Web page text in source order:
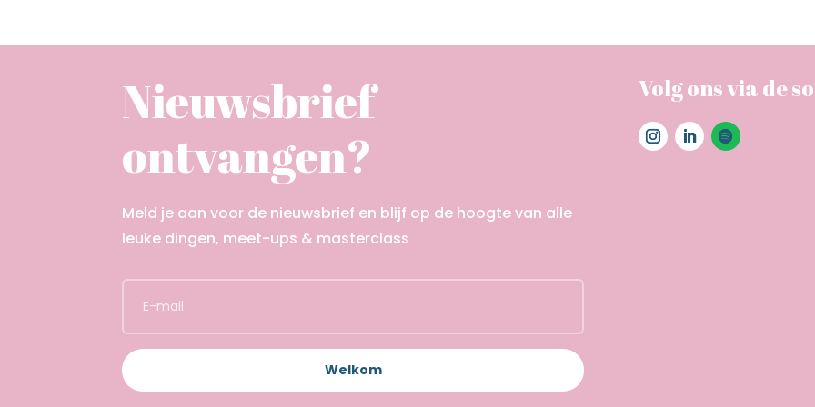
Nieuwsbrief
ontvangen?
Meld je aan voor de nieuwsbrief en blijf op de hoogte van alle
leuke dingen, meet-ups & masterclass
Welkom
Volg ons via de